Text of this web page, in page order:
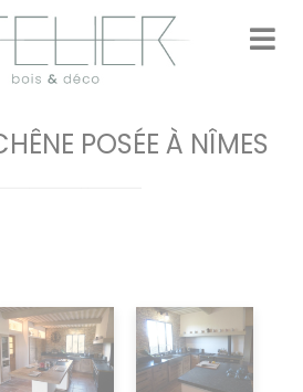
POSÉE À NÎMES
cookies